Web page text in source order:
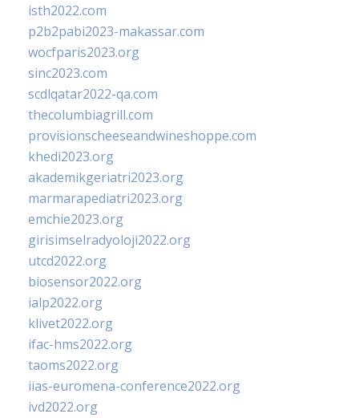
isth2022.com
p2b2pabi2023-makassar.com
wocfparis2023.org
sinc2023.com
scdlqatar2022-qa.com
thecolumbiagrill.com
provisionscheeseandwineshoppe.com
khedi2023.org
akademikgeriatri2023.org
marmarapediatri2023.org
emchie2023.org
girisimselradyoloji2022.org
utcd2022.org
biosensor2022.org
ialp2022.org
klivet2022.org
ifac-hms2022.org
taoms2022.org
iias-euromena-conference2022.org
ivd2022.org